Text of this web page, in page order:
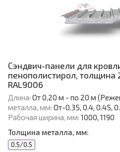
Сэндвич-панели для
пенополистирол, толщина
RAL9006
Длина: От 0,20 м - по 20 м
металла, мм: От-0.35, 0.4, 0.45,
Рабочая ширина, мм: 1000, 1190
Толщина металла, мм:
0.5/0.5